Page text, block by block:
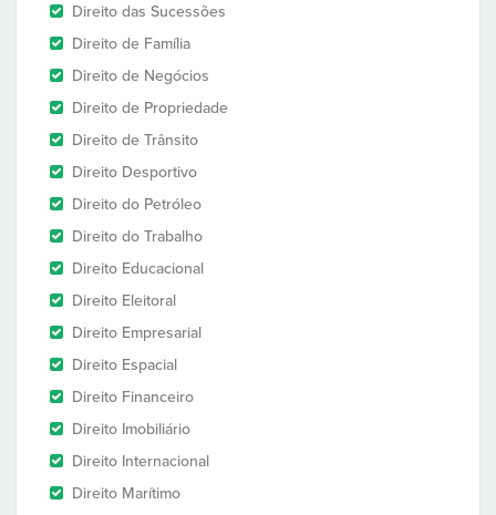
Direito das Sucessões
Direito de Família
Direito de Negócios
Direito de Propriedade
Direito de Trânsito
Direito Desportivo
Direito do Petróleo
Direito do Trabalho
Direito Educacional
Direito Eleitoral
Direito Empresarial
Direito Espacial
Direito Financeiro
Direito Imobiliário
Direito Internacional
Direito Marítimo